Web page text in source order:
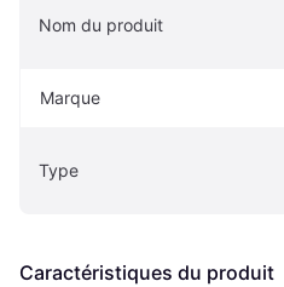
Nom du produit
Marque
Type
Caractéristiques du produit